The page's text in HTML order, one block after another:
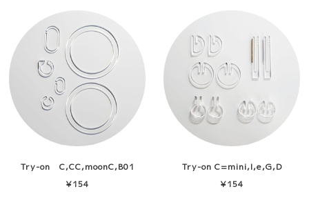
Try-on C,CC,moonC,B01
¥154
Try-on C=mini,I,e,G,D
¥154